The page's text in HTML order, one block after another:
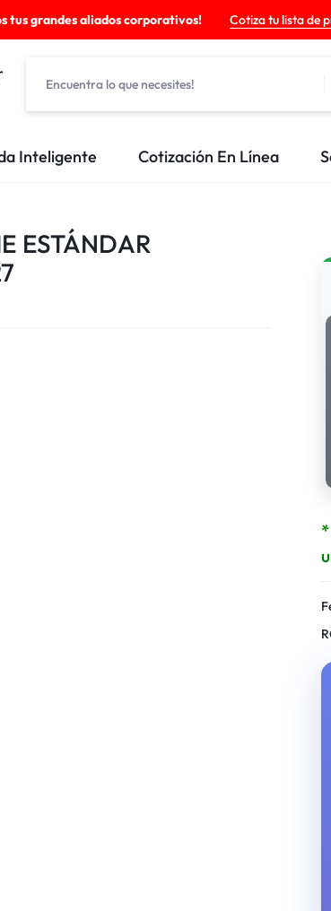
tus grandes aliados corporativos! Cotiza tu lista de
Inteligente Cotización En Línea
ESTÁNDAR